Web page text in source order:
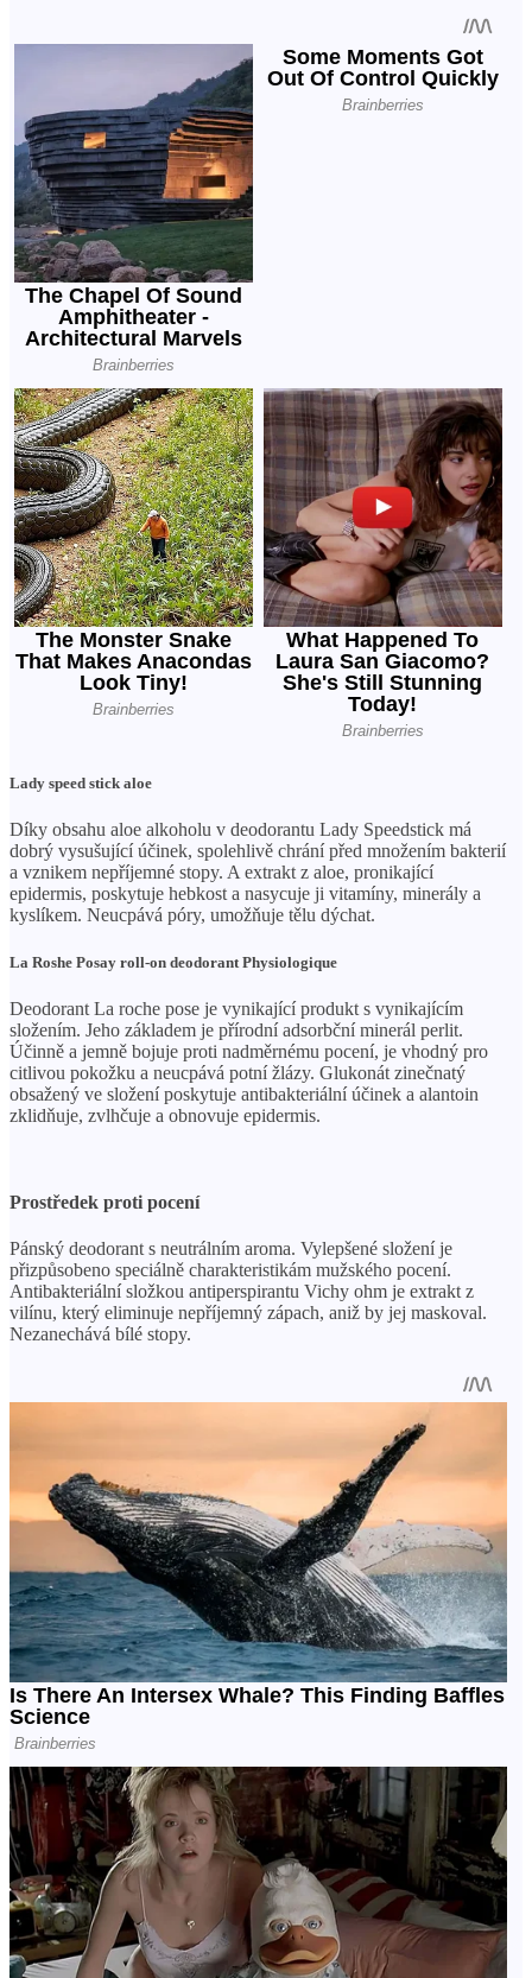
Lady speed stick aloe
Díky obsahu aloe alkoholu v deodorantu Lady Speedstick má
dobrý vysušující účinek, spolehlivě chrání před množením bakterií
a vznikem nepříjemné stopy. A extrakt z aloe, pronikající
epidermis, poskytuje hebkost a nasycuje ji vitamíny, minerály a
kyslíkem. Neucpává póry, umožňuje tělu dýchat.
La Roshe Posay roll-on deodorant Physiologique
Deodorant La roche pose je vynikající produkt s vynikajícím
složením. Jeho základem je přírodní adsorbční minerál perlit.
Účinně a jemně bojuje proti nadměrnému pocení, je vhodný pro
citlivou pokožku a neucpává potní žlázy. Glukonát zinečnatý
obsažený ve složení poskytuje antibakteriální účinek a alantoin
zklidňuje, zvlhčuje a obnovuje epidermis.
Prostředek proti pocení
Pánský deodorant s neutrálním aroma. Vylepšené složení je
přizpůsobeno speciálně charakteristikám mužského pocení.
Antibakteriální složkou antiperspirantu Vichy ohm je extrakt z
vilínu, který eliminuje nepříjemný zápach, aniž by jej maskoval.
Nezanechává bílé stopy.